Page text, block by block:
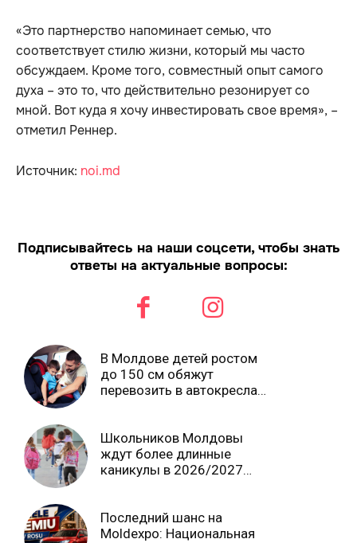
«Это партнерство напоминает семью, что
соответствует стилю жизни, который мы часто
обсуждаем. Кроме того, совместный опыт самого
духа – это то, что действительно резонирует со
мной. Вот куда я хочу инвестировать свое время», –
отметил Реннер.
Источник: noi.md
Подписывайтесь на наши соцсети, чтобы знать
ответы на актуальные вопросы:
В Молдове детей ростом
до 150 см обяжут
перевозить в автокреслах
Школьников Молдовы
ждут более длинные
каникулы в 2026/2027
Последний шанс на
Moldexpo: Национальная